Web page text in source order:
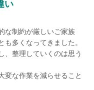
い
な制約が厳しいご家族
多くなってきました。
、整理していくのは思う
変な作業を減らせること